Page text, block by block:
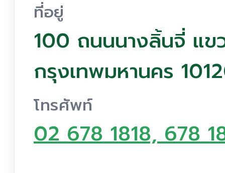
ที่อยู่
100 ถนนนางลิ้นจี่ แข
กรุงเทพมหานคร
โทรศัพท์
02 678 1818, 678